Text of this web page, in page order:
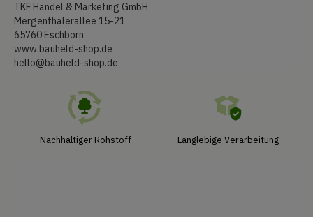
TKF Handel & Marketing GmbH
Mergenthalerallee 15-21
65760 Eschborn
www.bauheld-shop.de
hello@bauheld-shop.de
Nachhaltiger Rohstoff Langlebige Verarbeitung